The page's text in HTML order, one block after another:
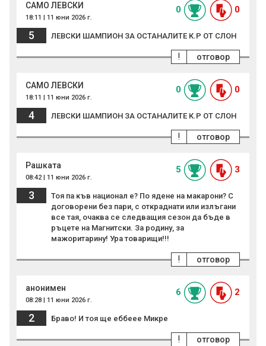
САМО ЛЕВСКИ
18:11 | 11 юни 2026 г.
0 0
5 ЛЕВСКИ ШАМПИОН ЗА ОСТАНАЛИТЕ К.Р ОТ СЛОН
отговор
!
САМО ЛЕВСКИ
18:11 | 11 юни 2026 г.
0 0
4 ЛЕВСКИ ШАМПИОН ЗА ОСТАНАЛИТЕ К.Р ОТ СЛОН
отговор
!
Рашката
08:42 | 11 юни 2026 г.
5 3
3
Тоя па къв национал е? По ядене на макарони? С
договорени без пари, с откраднати или излъгани
все тая, очаква се следващия сезон да бъде в
ръцете на Магнитски. За родину, за
мажоритарину! Ура товарищи!!!
отговор
!
анонимен
08:28 | 11 юни 2026 г.
6 2
2 Браво! И тоя ще еббеее Микре
отговор
!